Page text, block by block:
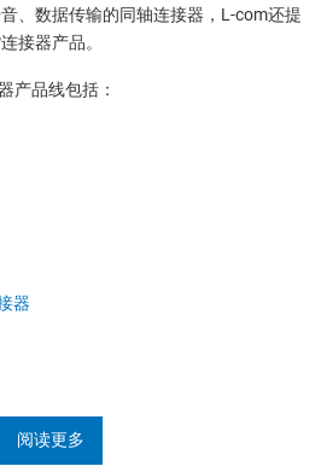
、数据传输的同轴连接器，L-com还提
接器产品。
产品线包括：
器
阅读更多